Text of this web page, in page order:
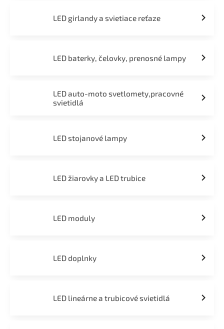
LED girlandy a svietiace reťaze
LED baterky, čelovky, prenosné lampy
LED auto-moto svetlomety,pracovné
svietidlá
LED stojanové lampy
LED žiarovky a LED trubice
LED moduly
LED doplnky
LED lineárne a trubicové svietidlá